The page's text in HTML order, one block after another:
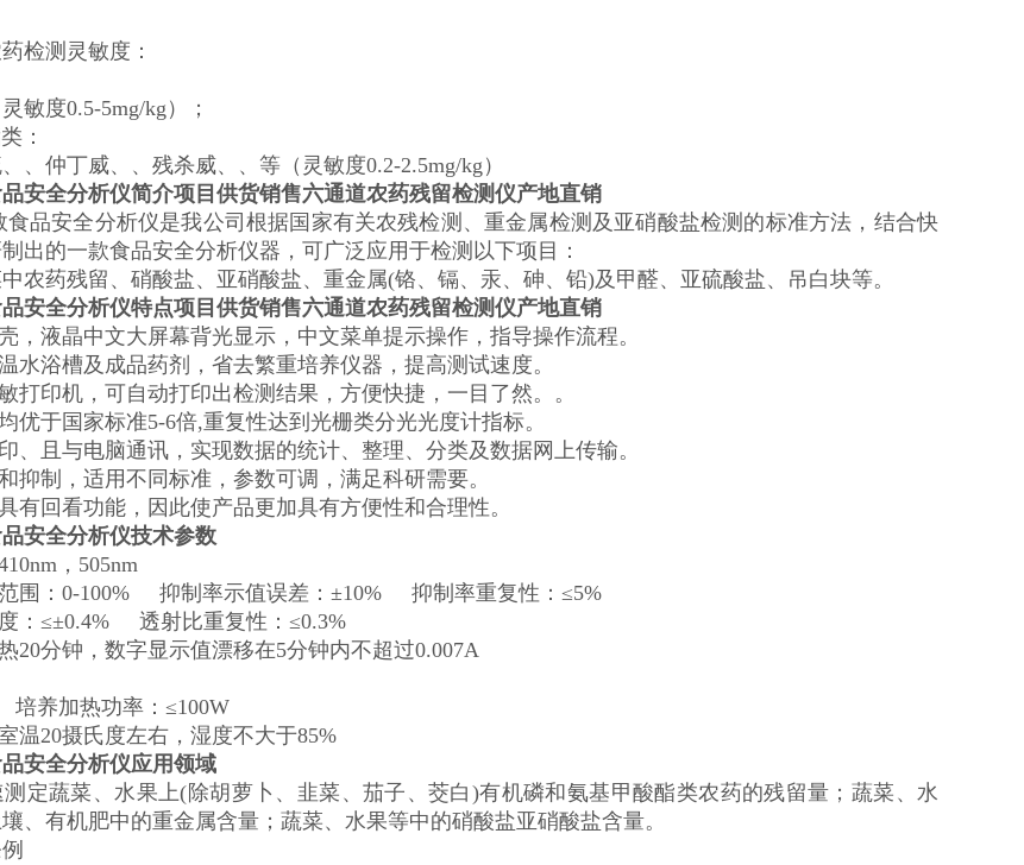
检测灵敏度：
敏度0.5-5mg/kg）；
：
、仲丁威、、残杀威、、等（灵敏度0.2-2.5mg/kg）
安全分析仪简介项目供货销售六通道农药残留检测仪产地直销
食品安全分析仪是我公司根据国家有关农残检测、重金属检测及亚硝酸盐检测的标准方法，结合快
出的一款食品安全分析仪器，可广泛应用于检测以下项目：
农药残留、硝酸盐、亚硝酸盐、重金属(铬、镉、汞、砷、铅)及甲醛、亚硫酸盐、吊白块等。
安全分析仪特点项目供货销售六通道农药残留检测仪产地直销
，液晶中文大屏幕背光显示，中文菜单提示操作，指导操作流程。
水浴槽及成品药剂，省去繁重培养仪器，提高测试速度。
打印机，可自动打印出检测结果，方便快捷，一目了然。。
优于国家标准5-6倍,重复性达到光栅类分光光度计指标。
、且与电脑通讯，实现数据的统计、整理、分类及数据网上传输。
抑制，适用不同标准，参数可调，满足科研需要。
有回看功能，因此使产品更加具有方便性和合理性。
安全分析仪技术参数
，505nm
围：0-100% 抑制率示值误差：±10% 抑制率重复性：≤5%
：≤±0.4%
透射比重复性：≤0.3%
20分钟，数字显示值漂移在5分钟内不超过0.007A
培养加热功率：≤100W
温20摄氏度左右，湿度不大于85%
安全分析仪应用领域
定蔬菜、水果上(除胡萝卜、韭菜、茄子、茭白)有机磷和氨基甲酸酯类农药的残留量；蔬菜、水
、有机肥中的重金属含量；蔬菜、水果等中的硝酸盐亚硝酸盐含量。